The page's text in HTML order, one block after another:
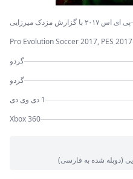
پی ای اس ۲۰۱۷ با گزارش مزدک میرزایی
Pro Evolution Soccer 2017, PES 2017
گردو
گردو
1 دی وی دی
Xbox 360
(دوبله شده به فارسی)